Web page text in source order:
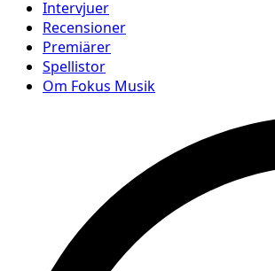
Intervjuer
Recensioner
Premiärer
Spellistor
Om Fokus Musik